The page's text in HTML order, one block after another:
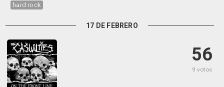
hard rock
17 DE FEBRERO
56
9 votos